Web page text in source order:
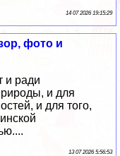
14 07 2026 19:15:29
фото и
и ради
и для
и для того,
13 07 2026 5:56:53